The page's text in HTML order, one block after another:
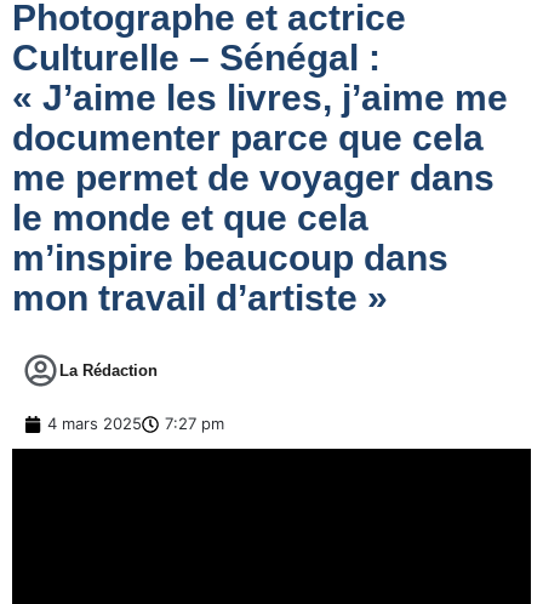
Photographe et actrice
Culturelle – Sénégal :
« J’aime les livres, j’aime me
documenter parce que cela
me permet de voyager dans
le monde et que cela
m’inspire beaucoup dans
mon travail d’artiste »
La Rédaction
4 mars 2025 7:27 pm